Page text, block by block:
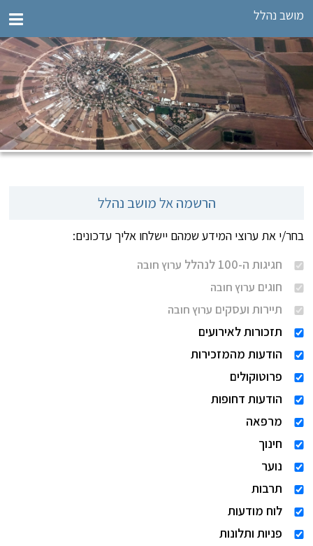
מושב נהלל
הרשמה אל מושב נהלל
בחר/י את ערוצי המידע שמהם יישלחו אליך עדכונים:
חגיגות ה-100 לנהלל
ערוץ חובה
חוגים ערוץ חובה
תיירות ועסקים ערוץ חובה
תזכורות לאירועים
הודעות מהמזכירות
פרוטוקולים
הודעות דחופות
מרפאה
חינוך
נוער
תרבות
לוח מודעות
פניות ותלונות